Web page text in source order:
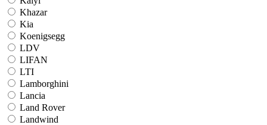
Khazar
Kia
Koenigsegg
LDV
LIFAN
LTI
Lamborghini
Lancia
Land Rover
Landwind